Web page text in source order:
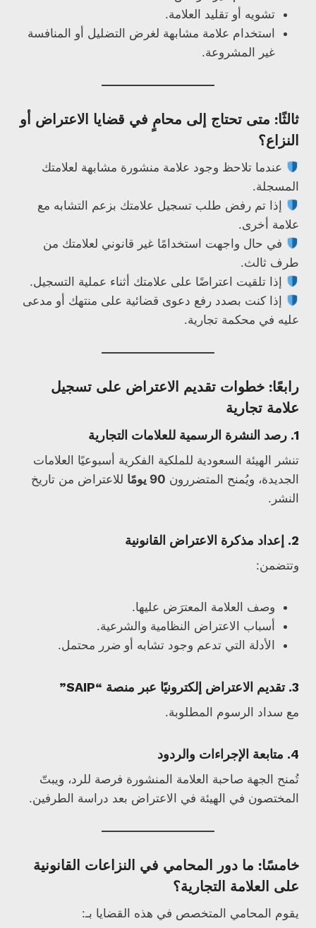
تشويه أو تقليد العلامة.
استخدام علامة مشابهة لغرض التضليل أو المنافسة
غير المشروعة.
ثالثًا: متى تحتاج إلى محامٍ في قضايا الاعتراض أو
النزاع؟
عندما تلاحظ وجود علامة منشورة مشابهة لعلامتك
المسجلة.
إذا تم رفض طلب تسجيل علامتك بزعم التشابه مع
علامة أخرى.
في حال واجهت استخدامًا غير قانوني لعلامتك من
طرف ثالث.
إذا تلقيت اعتراضًا على علامتك أثناء عملية التسجيل.
إذا كنت بصدد رفع دعوى قضائية على منتهك أو مدعى
عليه في محكمة تجارية.
رابعًا: خطوات تقديم الاعتراض على تسجيل
علامة تجارية
1. رصد النشرة الرسمية للعلامات التجارية
تنشر الهيئة السعودية للملكية الفكرية أسبوعيًا العلامات
الجديدة، ويُمنح المتضررون 90 يومًا
للاعتراض من تاريخ
النشر.
2. إعداد مذكرة الاعتراض القانونية
وتتضمن:
وصف العلامة المعترَض عليها.
أسباب الاعتراض النظامية والشرعية.
الأدلة التي تدعم وجود تشابه أو ضرر محتمل.
3. تقديم الاعتراض إلكترونيًا عبر منصة “SAIP”
مع سداد الرسوم المطلوبة.
4. متابعة الإجراءات والردود
تُمنح الجهة صاحبة العلامة المنشورة فرصة للرد، ويبتّ
المختصون في الهيئة في الاعتراض بعد دراسة الطرفين.
خامسًا: ما دور المحامي في النزاعات القانونية
على العلامة التجارية؟
يقوم المحامي المتخصص في هذه القضايا بـ: